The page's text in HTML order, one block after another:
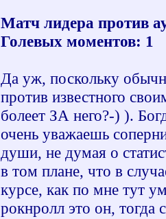
Матч лидера против
Голевых моментов: 1
Да уж, поскольку
против известного
болеет ЗА него?-) ).
очень уважаешь
души, не думая о
в том плане, что в
курсе, как по мне тут
рокнролл это он, тогда